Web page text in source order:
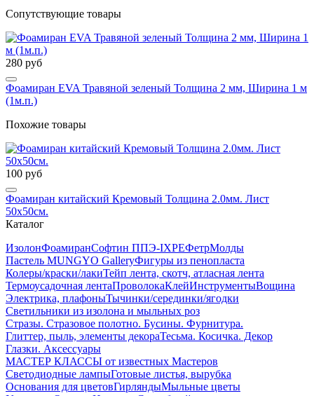
Сопутствующие товары
280 руб
Фоамиран EVA Травяной зеленый Толщина 2 мм, Ширина 1 м
(1м.п.)
Похожие товары
100 руб
Фоамиран китайский Кремовый Толщина 2.0мм. Лист
50х50см.
Каталог
ИзолонФоамиранСофтин ППЭ-IXPEФетрМолды
Пастель MUNGYO GalleryФигуры из пенопласта
Колеры/краски/лакиТейп лента, скотч, атласная лента
Термоусадочная лентаПроволокаКлейИнструментыВощина
Электрика, плафоныТычинки/серединки/ягодки
Светильники из изолона и мыльных роз
Стразы. Стразовое полотно. Бусины. Фурнитура.
Глиттер, пыль, элементы декораТесьма. Косичка. Декор
Глазки. Аксессуары
МАСТЕР КЛАССЫ от известных Мастеров
Светодиодные лампыГотовые листья, вырубка
Основания для цветовГирляндыМыльные цветы